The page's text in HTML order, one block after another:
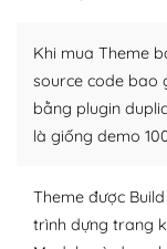
kiếm những
lời, giải đáp vấn
Cộng đồng sử
Plugin mở rộng
WordPress để
Khi mua Theme
source code bao
bằng plugin
là giống demo
Theme được
trình dựng trang